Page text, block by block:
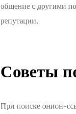
общение с другими
репутации.
Советы
При поиске онион-